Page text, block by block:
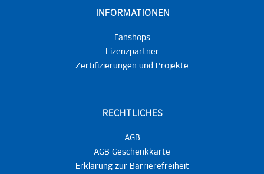
INFORMATIONEN
Fanshops
Lizenzpartner
Zertifizierungen und Projekte
RECHTLICHES
AGB
AGB Geschenkkarte
Erklärung zur Barrierefreiheit